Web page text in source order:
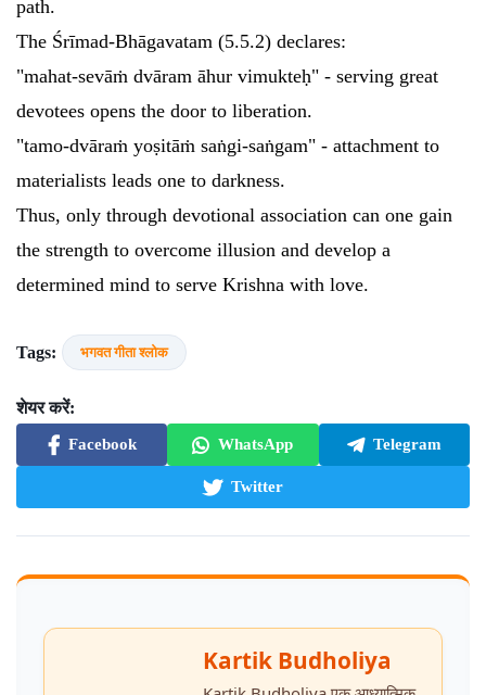
path.
The Śrīmad-Bhāgavatam (5.5.2) declares:
"mahat-sevāṁ dvāram āhur vimukteḥ" - serving great
devotees opens the door to liberation.
"tamo-dvāraṁ yoṣitāṁ saṅgi-saṅgam" - attachment to
materialists leads one to darkness.
Thus, only through devotional association can one gain
the strength to overcome illusion and develop a
determined mind to serve Krishna with love.
Tags: भगवत गीता श्लोक
शेयर करें:
Facebook WhatsApp Telegram
Twitter
Kartik Budholiya